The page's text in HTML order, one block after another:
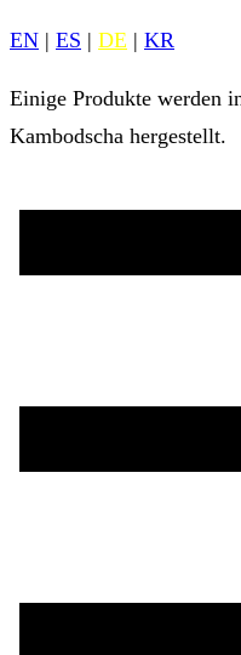
EN | ES | DE | KR
Einige Produkte werden
Kambodscha hergestellt.